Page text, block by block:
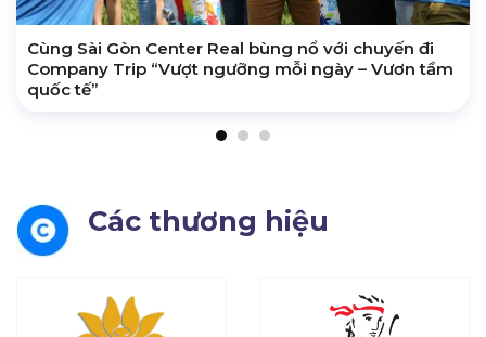
Cùng Sài Gòn Center Real bùng nổ với chuyến đi
Company Trip “Vượt ngưỡng mỗi ngày – Vươn tầm
quốc tế”
Các thương hiệu